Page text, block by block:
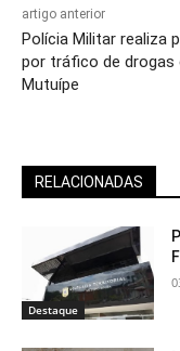
artigo anterior
Polícia Militar realiza
por tráfico de drogas
Mutuípe
RELACIONADAS
Destaque